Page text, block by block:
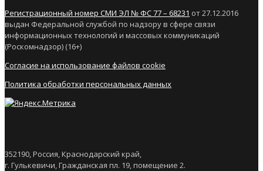
Регистрационный номер СМИ ЭЛ № ФС 77 – 68231 от 27.12.2016
выдан Федеральной службой по надзору в сфере связи
информационных технологий и массовых коммуникаций
(Роскомнадзор) (16+)
Согласие на использование файлов cookie
Политика обработки персональных данных
352190, Россия, Краснодарский край,
г. Гулькевичи, Гражданская пл. 19, помещение 2.